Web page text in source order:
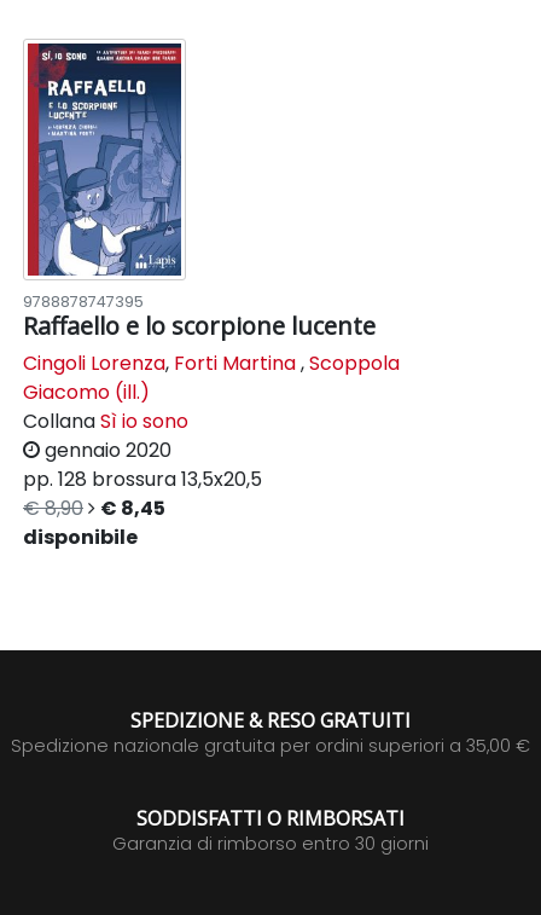
9788878747395
Raffaello e lo scorpione lucente
Cingoli Lorenza, Forti Martina,Scoppola
Giacomo (ill.)
CollanaSì io sono
gennaio 2020
pp. 128 brossura13,5x20,5
€ 8,90
€ 8,45
disponibile
SPEDIZIONE & RESO GRATUITI
Spedizione nazionale gratuita per ordini superiori a 35,00 €
SODDISFATTI O RIMBORSATI
Garanzia di rimborso entro 30 giorni